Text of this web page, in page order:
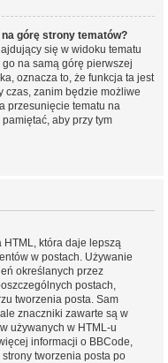
górę strony tematów?
się w widoku tematu
na samą górę pierwszej
oznacza to, że funkcja ta jest
czas, zanim będzie możliwe
przesunięcie tematu na
aby przy tym
która daje lepszą
w postach. Używanie
określanych przez
postach,
tworzenia posta. Sam
znaczniki zawarte są w
używanych w HTML-u
informacji o BBCode,
tworzenia posta po